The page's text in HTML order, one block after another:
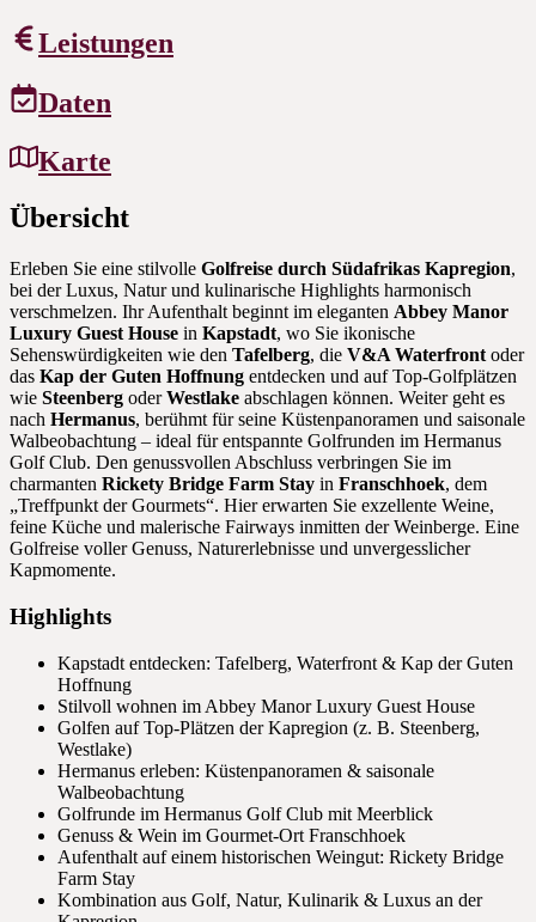
Leistungen
Daten
Karte
Übersicht
Erleben Sie eine stilvolle Golfreise durch Südafrikas Kapregion,
bei der Luxus, Natur und kulinarische Highlights harmonisch
verschmelzen. Ihr Aufenthalt beginnt im eleganten Abbey Manor
Luxury Guest House in Kapstadt, wo Sie ikonische
Sehenswürdigkeiten wie den Tafelberg, die V&A Waterfront oder
das Kap der Guten Hoffnung entdecken und auf Top-Golfplätzen
wie Steenberg oderWestlake abschlagen können. Weiter geht es
nach Hermanus, berühmt für seine Küstenpanoramen und saisonale
Walbeobachtung – ideal für entspannte Golfrunden im Hermanus
Golf Club. Den genussvollen Abschluss verbringen Sie im
charmanten Rickety Bridge Farm Stay in Franschhoek, dem
„Treffpunkt der Gourmets“. Hier erwarten Sie exzellente Weine,
feine Küche und malerische Fairways inmitten der Weinberge. Eine
Golfreise voller Genuss, Naturerlebnisse und unvergesslicher
Kapmomente.
Highlights
Kapstadt entdecken: Tafelberg, Waterfront & Kap der Guten
Hoffnung
Stilvoll wohnen im Abbey Manor Luxury Guest House
Golfen auf Top-Plätzen der Kapregion (z. B. Steenberg,
Westlake)
Hermanus erleben: Küstenpanoramen & saisonale
Walbeobachtung
Golfrunde im Hermanus Golf Club mit Meerblick
Genuss & Wein im Gourmet-Ort Franschhoek
Aufenthalt auf einem historischen Weingut: Rickety Bridge
Farm Stay
Kombination aus Golf, Natur, Kulinarik & Luxus an der